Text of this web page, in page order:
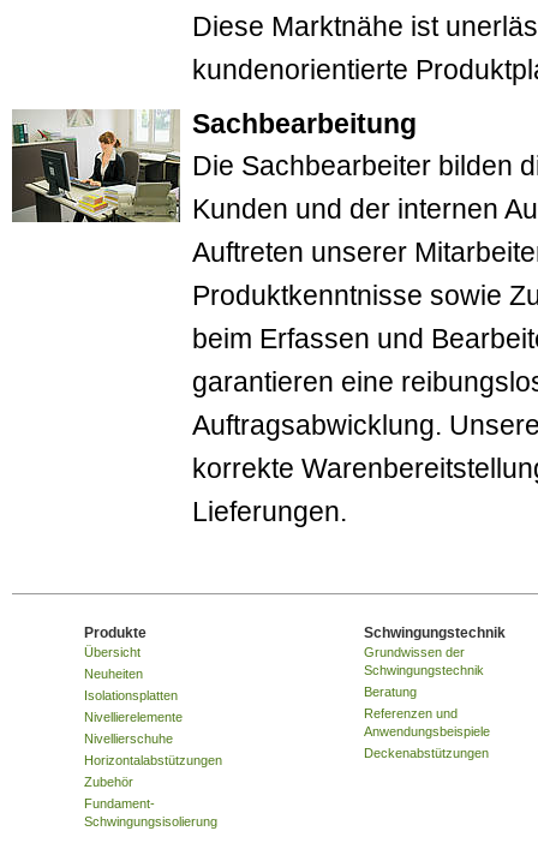
Diese Marktnähe ist
kundenorientierte
Sachbearbeitung
Die Sachbearbeiter bilden
Kunden und der internen
Auftreten unserer
Produktkenntnisse sowie
beim Erfassen und
garantieren eine
Auftragsabwicklung.
korrekte
Lieferungen.
Produkte
Übersicht
Neuheiten
Isolationsplatten
Nivellierelemente
Nivellierschuhe
Horizontalabstützungen
Zubehör
Fundament-
Schwingungsisolierung
Schwingungstechnik
Grundwissen der
Schwingungstechnik
Beratung
Referenzen und
Anwendungsbeispiele
Deckenabstützungen